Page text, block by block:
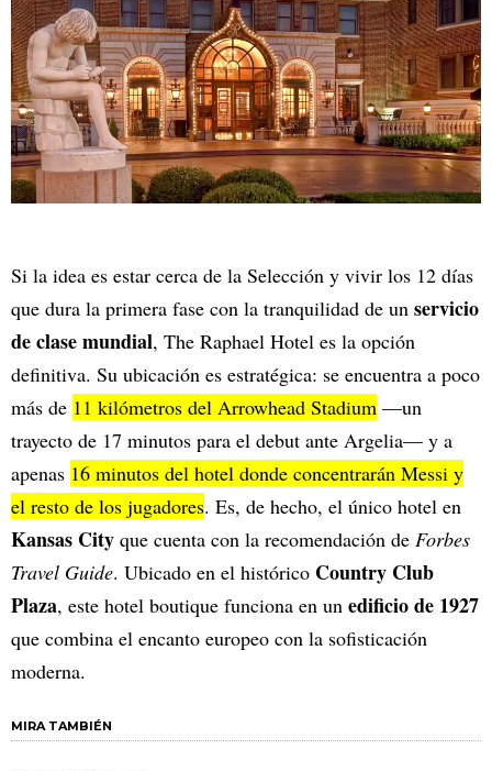
Si la idea es estar cerca de la Selección y vivir los 12 días
que dura la primera fase con la tranquilidad de un servicio
de clase mundial, The Raphael Hotel es la opción
definitiva. Su ubicación es estratégica: se encuentra a poco
más de 11 kilómetros del Arrowhead Stadium —un
trayecto de 17 minutos para el debut ante Argelia— y a
apenas 16 minutos del hotel donde concentrarán Messi y
el resto de los jugadores. Es, de hecho, el único hotel en
Kansas City que cuenta con la recomendación de Forbes
Travel Guide. Ubicado en el histórico Country Club
Plaza, este hotel boutique funciona en un edificio de 1927
que combina el encanto europeo con la sofisticación
moderna.
MIRA TAMBIÉN